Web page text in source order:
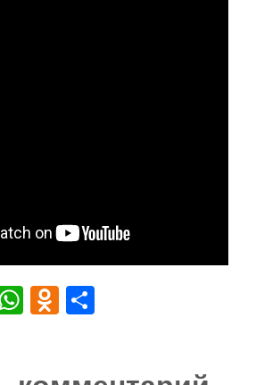
Mail.Ru
WhatsApp
Odnoklassniki